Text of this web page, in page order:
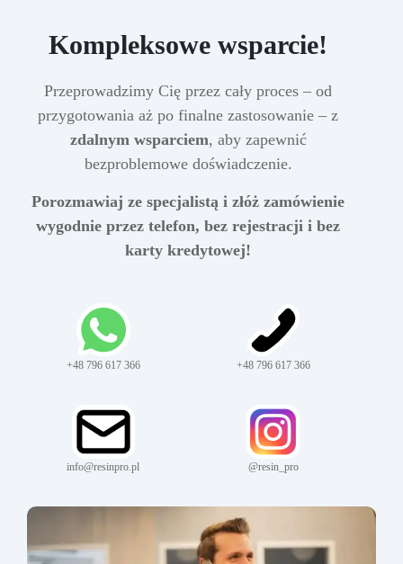
Kompleksowe wsparcie!
Przeprowadzimy Cię przez cały proces – od
przygotowania aż po finalne zastosowanie – z
zdalnym wsparciem, aby zapewnić
bezproblemowe doświadczenie.
Porozmawiaj ze specjalistą i złóż zamówienie
wygodnie przez telefon, bez rejestracji i bez
karty kredytowej!
+48 796 617 366 +48 796 617 366
info@resinpro.pl @resin_pro